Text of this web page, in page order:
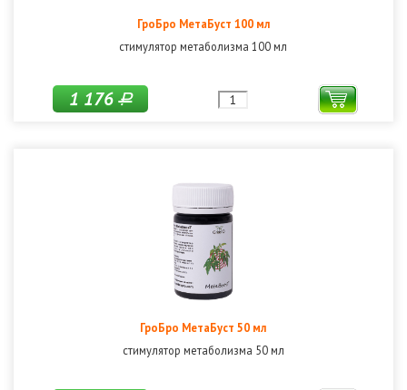
ГроБро МетаБуст 100 мл
стимулятор метаболизма 100 мл
1 176Р
ГроБро МетаБуст 50 мл
стимулятор метаболизма 50 мл